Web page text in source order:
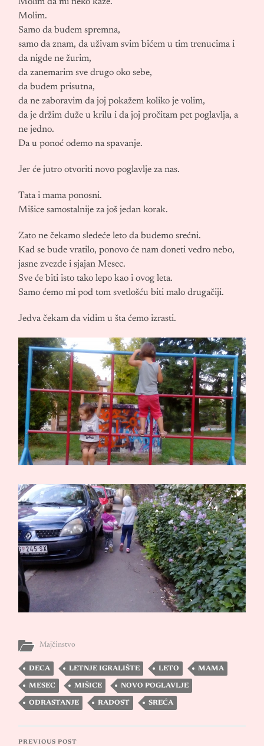
Molim.
Samo da budem spremna,
samo da znam, da uživam svim bićem u tim trenucima i
da nigde ne žurim,
da zanemarim sve drugo oko sebe,
da budem prisutna,
da ne zaboravim da joj pokažem koliko je volim,
da je držim duže u krilu i da joj pročitam pet poglavlja, a
ne jedno.
Da u ponoć odemo na spavanje.
Jer će jutro otvoriti novo poglavlje za nas.
Tata i mama ponosni.
Mišice samostalnije za još jedan korak.
Zato ne čekamo sledeće leto da budemo srećni.
Kad se bude vratilo, ponovo će nam doneti vedro nebo,
jasne zvezde i sjajan Mesec.
Sve će biti isto tako lepo kao i ovog leta.
Samo ćemo mi pod tom svetlošću biti malo drugačiji.
Jedva čekam da vidim u šta ćemo izrasti.
Majčinstvo
DECA LETNJE IGRALIŠTE LETO MAMA
MESEC MIŠICE NOVO POGLAVLJE
ODRASTANJE RADOST SREĆA
PREVIOUS POST